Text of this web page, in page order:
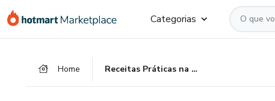
para
para
para
Categorias
Home Receitas Práticas na Air Fryer